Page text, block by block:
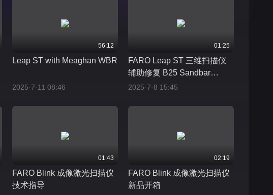
56:12
Leap ST with Meaghan WBR
2025-7-11 08:46
01:25
FARO Leap ST 三维扫描仪
辅助修复 B25 Sandbar
Mitchell 轰炸机
2025-7-8 15:45
01:43
FARO Blink 成像激光扫描仪
技术指导
02:19
FARO Blink 成像激光扫描仪
新品开箱